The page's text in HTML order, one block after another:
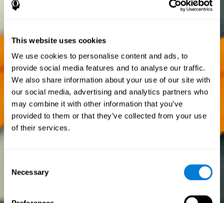
This website uses cookies
We use cookies to personalise content and ads, to
provide social media features and to analyse our traffic.
We also share information about your use of our site with
our social media, advertising and analytics partners who
may combine it with other information that you’ve
provided to them or that they’ve collected from your use
of their services.
Selection
Necessary